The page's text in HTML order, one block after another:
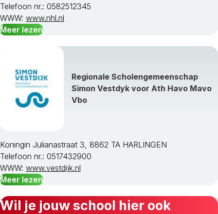
Telefoon nr.: 0582512345
WWW: www.nhl.nl
Meer lezen
Regionale Scholengemeenschap
Simon Vestdyk voor Ath Havo Mavo
Vbo
Koningin Julianastraat 3, 8862 TA HARLINGEN
Telefoon nr.: 0517432900
WWW: www.vestdijk.nl
Meer lezen
Wil je jouw school hier ook